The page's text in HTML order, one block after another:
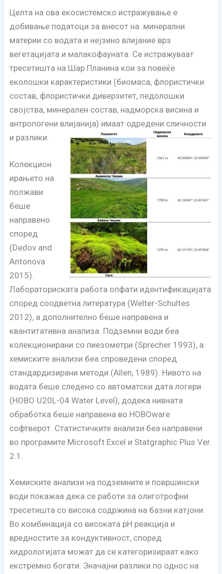
Целта на ова екосистемско истражување е
добивање податоци за внесот на минерални
материи со водата и нејзино влијание врз
вегетацијата и малакофауната. Се истражуваат
тресетишта на Шар Планина кои за повеќе
еколошки карактеристики (биомаса, флористички
состав, флористички диверзитет, педолошки
својства, минерален состав, надморска висина и
антропогени влијанија) имаат одредени сличности
и разлики.
Колекцион
ирањето на
полжави
беше
направено
според
(Dedov and
Antonova
2015).
Лабораториската работа опфати идентификацијата
според соодветна литература (Welter-Schultes
2012), а дополнително беше направена и
квантитативна анализа. Подземни води беа
колекционирани со пиезометри (Sprecher 1993), а
хемиските анализи беа спроведени според
стандардизирани методи (Allen, 1989). Нивото на
водата беше следено со автоматски дата логери
(HOBO U20L-04 Water Level), додека нивната
обработка беше направена во HOBOware
софтверот. Статистичките анализи беа направени
во програмите Microsoft Excel и Statgraphic Plus Ver.
2.1.
Хемиските анализи на подземните и површински
води покажаа дека се работи за олиготрофни
тресетишта со висока содржина на базни катјони.
Во комбинација со високата pH реакција и
вредностите за кондуктивност, според
хидрологијата можат да се категоризираат како
екстремно богати. Значајни разлики по однос на